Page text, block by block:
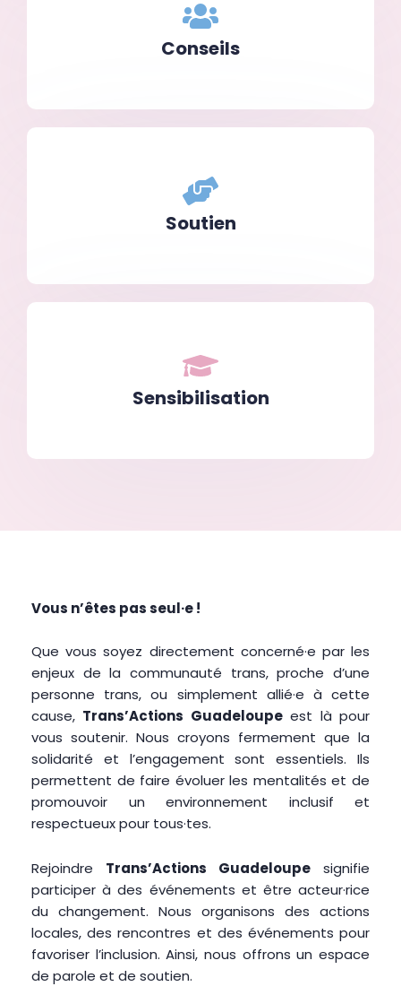
Conseils
Soutien
Sensibilisation
Vous n’êtes pas seul·e !
Que vous soyez directement concerné·e par les
enjeux de la communauté trans, proche d’une
personne trans, ou simplement allié·e à cette
cause, Trans’Actions Guadeloupeest là pour
vous soutenir. Nous croyons fermement que la
solidarité et l’engagement sont essentiels. Ils
permettent de faire évoluer les mentalités et de
promouvoir un environnement inclusif et
respectueux pour tous·tes.
Rejoindre Trans’Actions Guadeloupe signifie
participer à des événements et être acteur·rice
du changement. Nous organisons des actions
locales, des rencontres et des événements pour
favoriser l’inclusion. Ainsi, nous offrons un espace
de parole et de soutien.